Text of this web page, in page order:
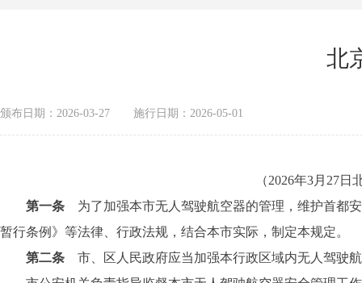
北
颁布日期：2026-03-27 施行日期：2026-05-01
（2026年3月27
第一条 为了加强本市无人驾驶航空器的管理，维护首都
暂行条例》等法律、行政法规，结合本市实际，制定本规定。
第二条 市、区人民政府应当加强本行政区域内无人驾驶